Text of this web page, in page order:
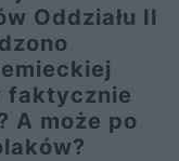
Oddziału II
faktycznie
A może po